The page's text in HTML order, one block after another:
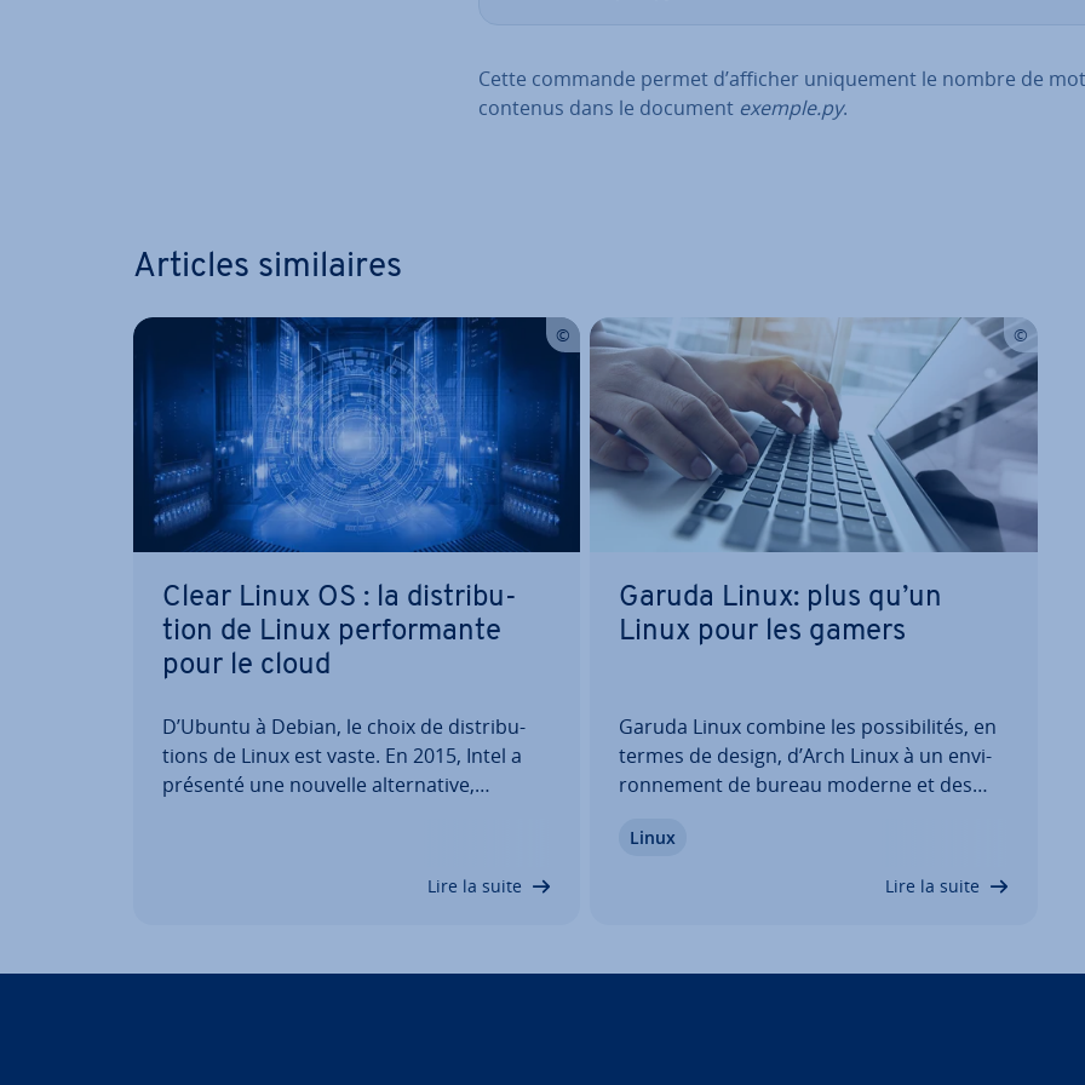
Cette commande permet d’afficher uni­que­ment le nombre de
contenus dans le document exemple.py.
Articles si­mi­laires
Clear Linux OS : la dis­tri­bu­
tion de Linux per­for­mante
pour le cloud
D’Ubuntu à Debian, le choix de dis­tri­bu­
tions de Linux est vaste. En 2015, Intel a
présenté une nouvelle al­ter­na­tive,
Linux OS se montre également con­vain­
Lire la suite
Garuda Linux: plus qu’un
Linux pour les gamers
Garuda Linux combine les pos­si­bi­li­tés, en
termes de design, d’Arch Linux à un en­vi­
ron­ne­ment de bureau moderne et des
tion est sorti de l’anonymat en 2020 et est
scène du gaming. Nous vous ex­pli­quons…
Linux
Lire la suite